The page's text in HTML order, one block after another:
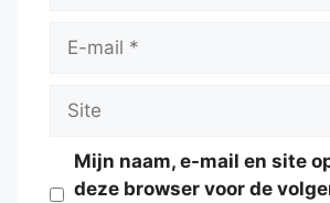
Site
Mijn naam, e-mail en site
deze browser voor de